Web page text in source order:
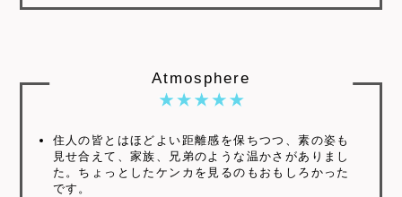
Atmosphere
住人の皆とはほどよい距離感を保ちつつ、素の姿も
見せ合えて、家族、兄弟のような温かさがありまし
た。ちょっとしたケンカを見るのもおもしろかった
です。